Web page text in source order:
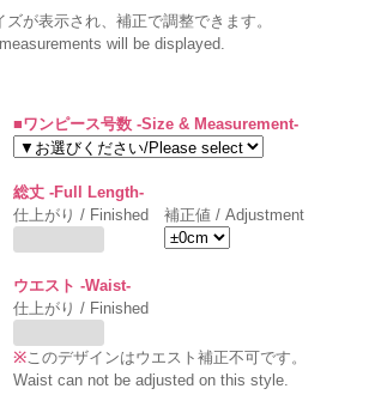
が表示され、補正で調整できます。
will be displayed.
■ワンピース号数 -Size & Measurement-
総丈 -Full Length-
仕上がり / Finished
補正値 / Adjustment
ウエスト -Waist-
仕上がり / Finished
※このデザインはウエスト補正不可です。
Waist can not be adjusted on this style.